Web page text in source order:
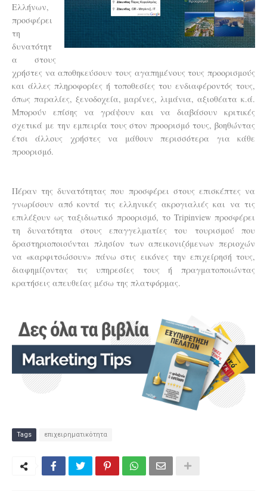
Ελλήνων,
προσφέρει
τη
δυνατότητ
α στους
χρήστες να αποθηκεύσουν τους αγαπημένους τους προορισμούς
και άλλες πληροφορίες ή τοποθεσίες του ενδιαφέροντός τους,
όπως παραλίες, ξενοδοχεία, μαρίνες, λιμάνια, αξιοθέατα κ.ά.
Μπορούν επίσης να γράψουν και να διαβάσουν κριτικές
σχετικά με την εμπειρία τους στον προορισμό τους, βοηθώντας
έτσι άλλους χρήστες να μάθουν περισσότερα για κάθε
προορισμό.
Πέραν της δυνατότητας που προσφέρει στους επισκέπτες να
γνωρίσουν από κοντά τις ελληνικές ακρογιαλιές και να τις
επιλέξουν ως ταξιδιωτικό προορισμό, το Tripinviewπροσφέρει
τη δυνατότητα στους επαγγελματίες του τουρισμού που
δραστηριοποιούνται πλησίον των απεικονιζόμενων περιοχών
να «καρφιτσώσουν» πάνω στις εικόνες την επιχείρησή τους,
διαφημίζοντας τις υπηρεσίες τους ή πραγματοποιώντας
κρατήσεις απευθείας μέσω της πλατφόρμας.
Tags επιχειρηματικότητα